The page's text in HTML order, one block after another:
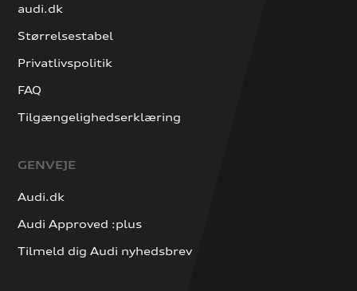
audi.dk
Størrelsestabel
Privatlivspolitik
FAQ
Tilgængelighedserklæring
GENVEJE
Audi.dk
Audi Approved :plus
Tilmeld dig Audi nyhedsbrev